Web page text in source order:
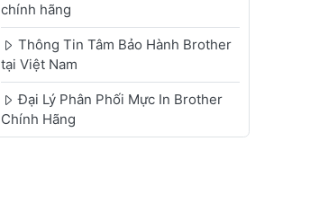
chính hãng
Thông Tin Tâm Bảo Hành Brother
tại Việt Nam
Đại Lý Phân Phối Mực In Brother
Chính Hãng